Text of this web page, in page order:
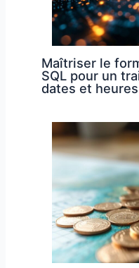
Maîtriser le
SQL pour un
dates et heures